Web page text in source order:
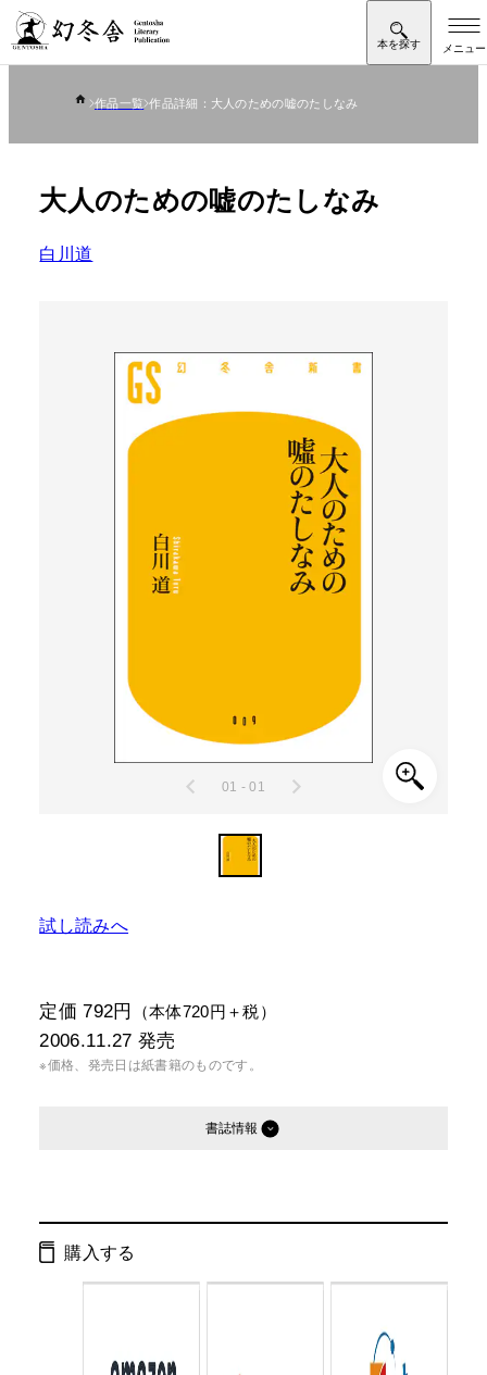
作品一覧 作品詳細：大人のための嘘のたしなみ
大人のための嘘のたしなみ
白川道
01 - 01
試し読みへ
定価 792円 （本体720円＋税）
2006.11.27 発売
※価格、発売日は紙書籍のものです。
書誌情報
ページ数：
購入する